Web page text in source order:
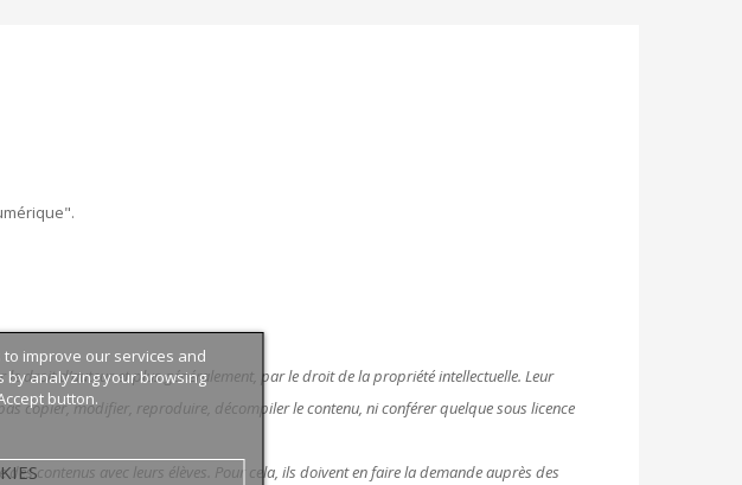
droit d’auteur et plus généralement, par le droit de la propriété intellectuelle. Leur
copier, modifier, reproduire, décompiler le contenu, ni conférer quelque sous licence
contenus avec leurs élèves. Pour cela, ils doivent en faire la demande auprès des
improve our services and
analyzing your browsing
button.